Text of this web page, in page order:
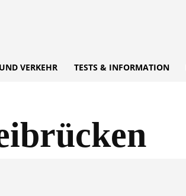
VERKEHR TESTS & INFORMATION